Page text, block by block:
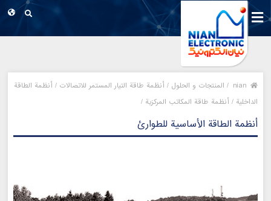
nian
/ المنتجات و الحلول / أنظمة طاقة التيار المستمر للاتصالات / أنظمة الطاقة
الداخلية / أنظمة طاقة المكاتب المركزية /
أنظمة الطاقة الأساسية للطوارئ